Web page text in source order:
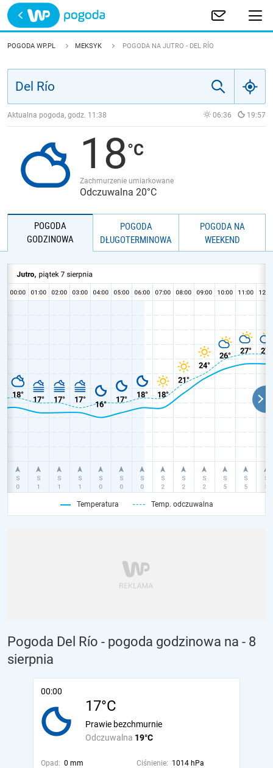
Trwa ładowanie
POLSKA
JAKOŚĆ POWIETRZA
POGODA WP.PL MEKSYK POGODA NA JUTRO - DEL RÍO
Aktualna pogoda, godz. 11:38 06:36 19:57
18
Zachmurzenie umiarkowane
Odczuwalna 20°C
POGODA
GODZINOWA
POGODA
DŁUGOTERMINOWA
POGODA NA
WEEKEND
Temperatura Temp. odczuwalna
Pogoda Del Río - pogoda godzinowa na - 8
sierpnia
00:00
17°C
Odczuwalna 19°C
Prawie bezchmurnie
Opad: 0 mm Ciśnienie: 1014 hPa